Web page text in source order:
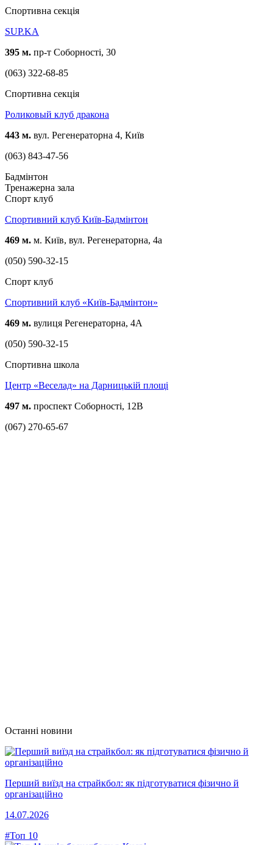
Спортивна секція
SUP.KA
395 м. пр-т Соборності, 30
(063) 322-68-85
Спортивна секція
Роликовый клуб дракона
443 м. вул. Регенераторна 4, Київ
(063) 843-47-56
Бадмінтон
Тренажерна зала
Спорт клуб
Спортивний клуб Київ-Бадмінтон
469 м. м. Київ, вул. Регенераторна, 4а
(050) 590-32-15
Спорт клуб
Спортивний клуб «Київ-Бадмінтон»
469 м. вулиця Регенераторна, 4А
(050) 590-32-15
Спортивна школа
Центр «Веселад» на Дарницькій площі
497 м. проспект Соборності, 12В
(067) 270-65-67
Останні новини
Перший виїзд на страйкбол: як підготуватися фізично й
організаційно
14.07.2026
#Топ 10